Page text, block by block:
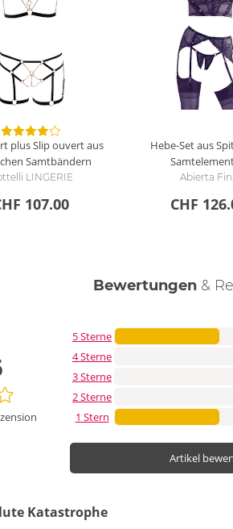
plus Slip ouvert aus
Samtbändern
LINGERIE
107.00
Hebe-Set aus
Abierta
CHF
Bewertungen &
5 Sterne
4 Sterne
3 Sterne
2 Sterne
1 Stern
Artikel
Katastrophe